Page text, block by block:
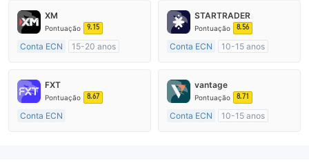
XM
Pontuação 9.15
Conta ECN
15-20 anos
Market Marketing (MM)
Etiqueta principal MT4
STARTRADER
Pontuação 8.56
Conta ECN
10-15 anos
Market Marketing (MM)
Etiqueta principal MT4
FXT
Pontuação 8.67
Conta ECN
vantage
Pontuação 8.71
Conta ECN
10-15 anos